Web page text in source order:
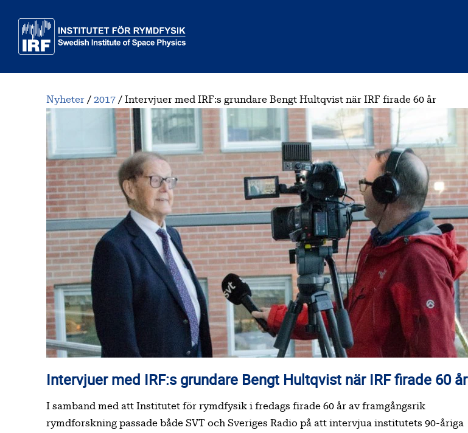
Nyheter 2017 Intervjuer med IRF:s grundare Bengt Hultqvist när IRF firade 60 år
Intervjuer med IRF:s grundare Bengt Hultqvist när IRF firade 60 år
I samband med att Institutet för rymdfysik i fredags firade 60 år av framgångsrik
rymdforskning passade både SVT och Sveriges Radio på att intervjua institutets 90-åriga